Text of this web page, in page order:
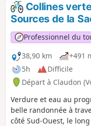
Collines
Sources de la
Professionnel du
38,90 km
+491
5h
Difficile
Départ à Claudon
Verdure et eau au
belle randonnée à
côté Sud-Ouest, le